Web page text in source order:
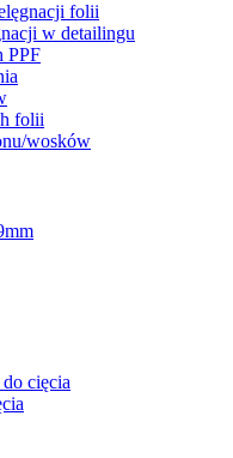
folii
w detailingu
PPF
folii
wosków
cięcia